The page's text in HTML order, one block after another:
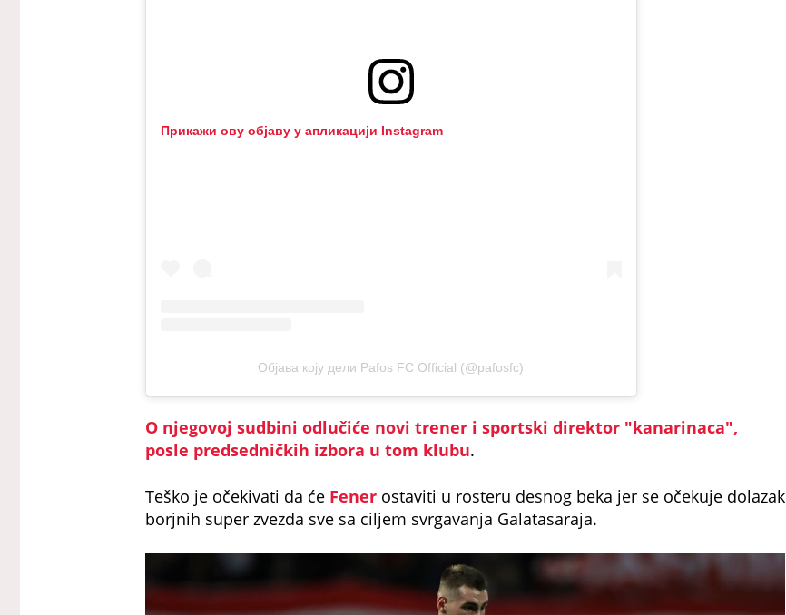
Прикажи ову објаву у апликацији Instagram
Објава коју дели Pafos FC Official (@pafosfc)
O njegovoj sudbini odlučiće novi trener i sportski direktor "kanarinaca",
posle predsedničkih izbora u tom klubu.
Teško je očekivati da će Fenerostaviti u rosteru desnog beka jer se očekuje dolazak
borjnih super zvezda sve sa ciljem svrgavanja Galatasaraja.